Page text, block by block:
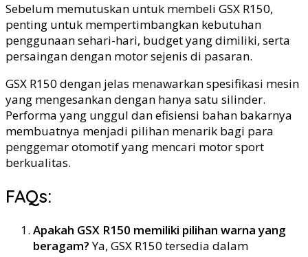
Sebelum memutuskan untuk membeli GSX R150,
penting untuk mempertimbangkan kebutuhan
penggunaan sehari-hari, budget yang dimiliki, serta
persaingan dengan motor sejenis di pasaran.
GSX R150 dengan jelas menawarkan spesifikasi mesin
yang mengesankan dengan hanya satu silinder.
Performa yang unggul dan efisiensi bahan bakarnya
membuatnya menjadi pilihan menarik bagi para
penggemar otomotif yang mencari motor sport
berkualitas.
FAQs:
Apakah GSX R150 memiliki pilihan warna yang
beragam?Ya, GSX R150 tersedia dalam